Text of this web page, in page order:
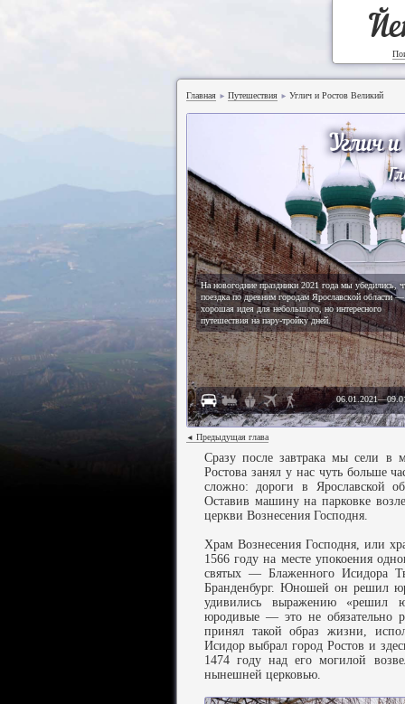
Главная ► Путешествия ► Углич и Ростов Великий
Углич
На новогодние праздники 2021 года мы убедились,
поездка по древним городам Ярославской области —
хорошая идея для небольшого, но интересного
путешествия на пару-тройку дней.
06.01.2021—
◄ Предыдущая глава
Сразу после завтрака мы сели
Ростова занял у нас чуть больше
сложно: дороги в Ярославской
Оставив машину на парковке
церкви Вознесения Господня.
Храм Вознесения Господня, или
1566 году на месте упокоения
святых — Блаженного Исидора
Бранденбург. Юношей он решил
удивились выражению «решил
юродивые — это не обязательно
принял такой образ жизни,
Исидор выбрал город Ростов и
1474 году над его могилой
нынешней церковью.